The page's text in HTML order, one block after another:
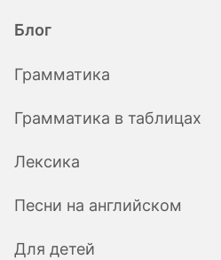
Блог
Грамматика
Грамматика в таблицах
Лексика
Песни на английском
Для детей